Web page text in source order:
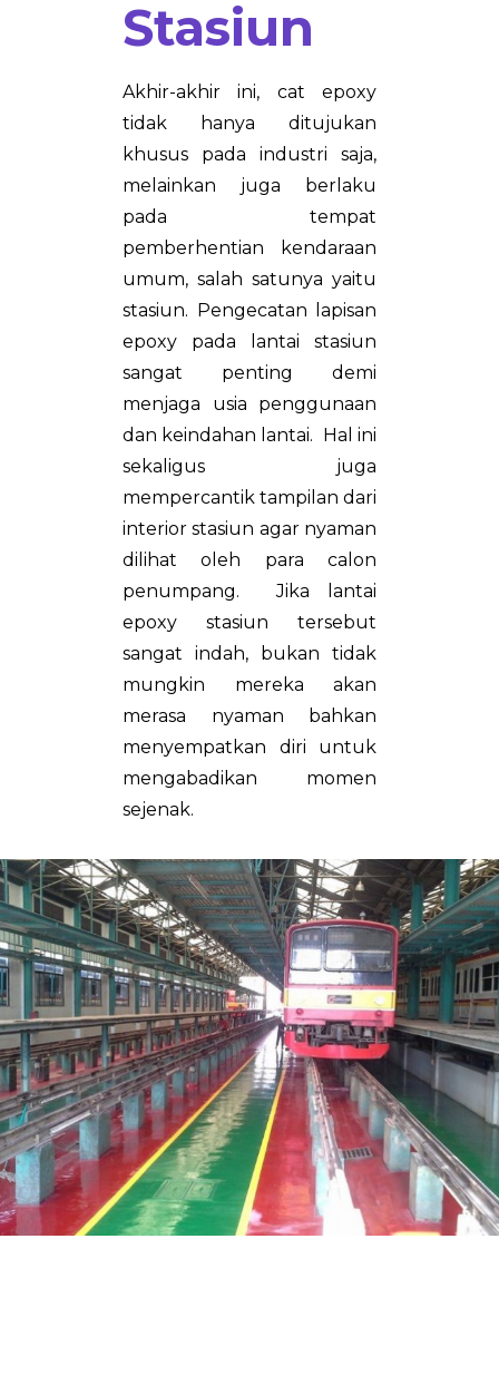
Stasiun
Akhir-akhir ini, cat epoxy
tidak hanya ditujukan
khusus pada industri saja,
melainkan juga berlaku
pada tempat
pemberhentian kendaraan
umum, salah satunya yaitu
stasiun. Pengecatan lapisan
epoxy pada lantai stasiun
sangat penting demi
menjaga usia penggunaan
dan keindahan lantai. Hal ini
sekaligus juga
mempercantik tampilan dari
interior stasiun agar nyaman
dilihat oleh para calon
penumpang. Jika lantai
epoxy stasiun tersebut
sangat indah, bukan tidak
mungkin mereka akan
merasa nyaman bahkan
menyempatkan diri untuk
mengabadikan momen
sejenak.